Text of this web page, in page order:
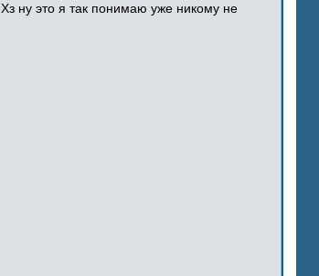
ну это я так понимаю уже никому не